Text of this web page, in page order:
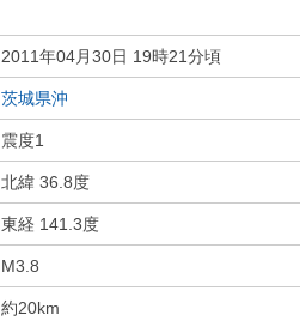
2011年04月30日 19時21分頃
茨城県沖
震度1
北緯 36.8度
東経 141.3度
M3.8
約20km